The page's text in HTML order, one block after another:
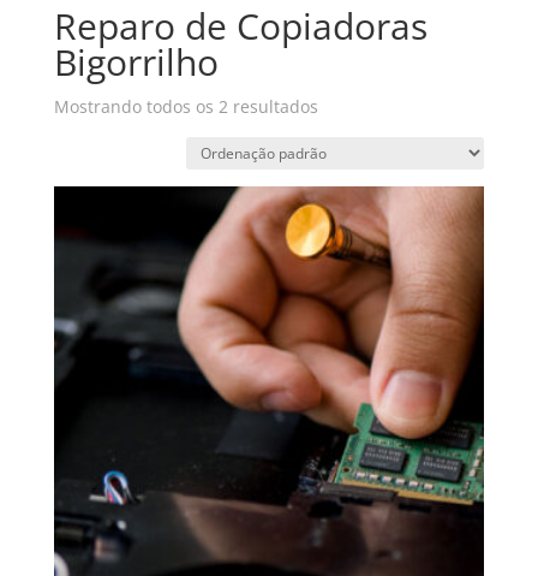
Reparo de Copiadoras
Bigorrilho
Mostrando todos os 2 resultados